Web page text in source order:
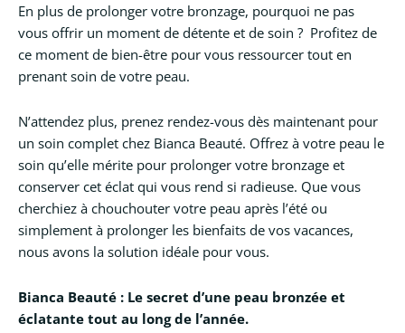
En plus de prolonger votre bronzage, pourquoi ne pas
vous offrir un moment de détente et de soin ? Profitez de
ce moment de bien-être pour vous ressourcer tout en
prenant soin de votre peau.
N’attendez plus, prenez rendez-vous dès maintenant pour
un soin complet chez Bianca Beauté. Offrez à votre peau le
soin qu’elle mérite pour prolonger votre bronzage et
conserver cet éclat qui vous rend si radieuse. Que vous
cherchiez à chouchouter votre peau après l’été ou
simplement à prolonger les bienfaits de vos vacances,
nous avons la solution idéale pour vous.
Bianca Beauté : Le secret d’une peau bronzée et
éclatante tout au long de l’année.